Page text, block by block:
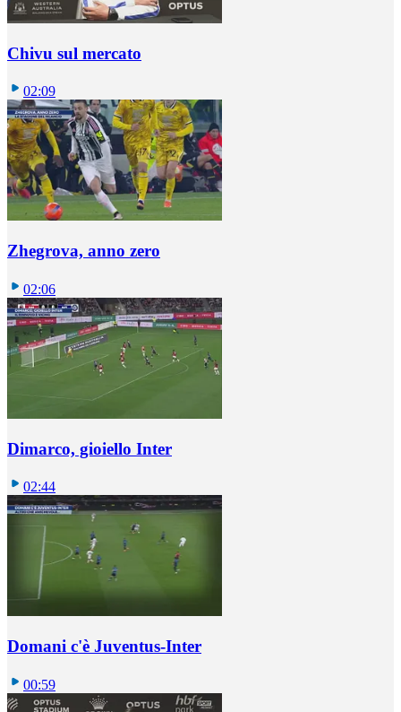
Chivu sul mercato
02:09
Zhegrova, anno zero
02:06
Dimarco, gioiello Inter
02:44
Domani c'è Juventus-Inter
00:59